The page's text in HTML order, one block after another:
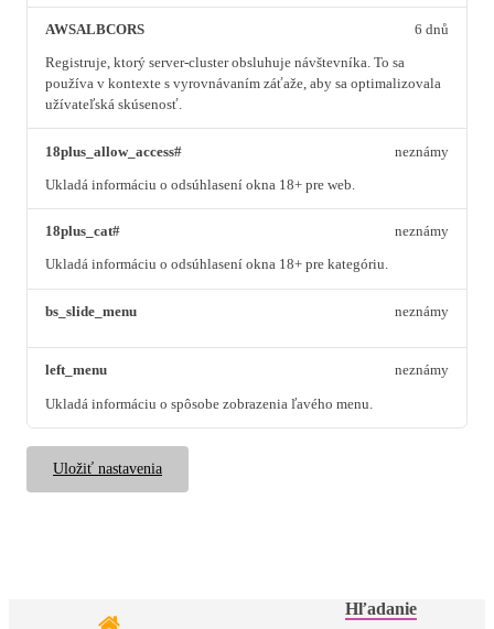
AWSALBCORS
Registruje, ktorý server-cluster obsluhuje návštevníka. To sa
používa v kontexte s vyrovnávaním záťaže, aby sa optimalizovala
užívateľská skúsenosť.
6 dnů
18plus_allow_access#
Ukladá informáciu o odsúhlasení okna 18+ pre web.
neznámy
18plus_cat#
Ukladá informáciu o odsúhlasení okna 18+ pre kategóriu.
neznámy
bs_slide_menu neznámy
left_menu
Ukladá informáciu o spôsobe zobrazenia ľavého menu.
neznámy
Uložiť nastavenia
Hľadanie